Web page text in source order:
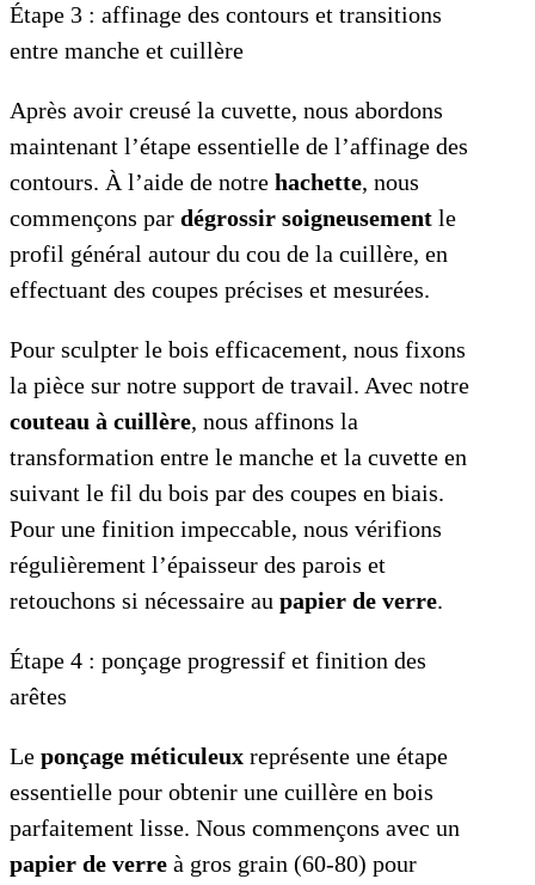
Étape 3 : affinage des contours et transitions
entre manche et cuillère
Après avoir creusé la cuvette, nous abordons
maintenant l’étape essentielle de l’affinage des
contours. À l’aide de notre hachette, nous
commençons par dégrossir soigneusement le
profil général autour du cou de la cuillère, en
effectuant des coupes précises et mesurées.
Pour sculpter le bois efficacement, nous fixons
la pièce sur notre support de travail. Avec notre
couteau à cuillère, nous affinons la
transformation entre le manche et la cuvette en
suivant le fil du bois par des coupes en biais.
Pour une finition impeccable, nous vérifions
régulièrement l’épaisseur des parois et
retouchons si nécessaire au papier de verre.
Étape 4 : ponçage progressif et finition des
arêtes
Le ponçage méticuleux représente une étape
essentielle pour obtenir une cuillère en bois
parfaitement lisse. Nous commençons avec un
papier de verre à gros grain (60-80) pour